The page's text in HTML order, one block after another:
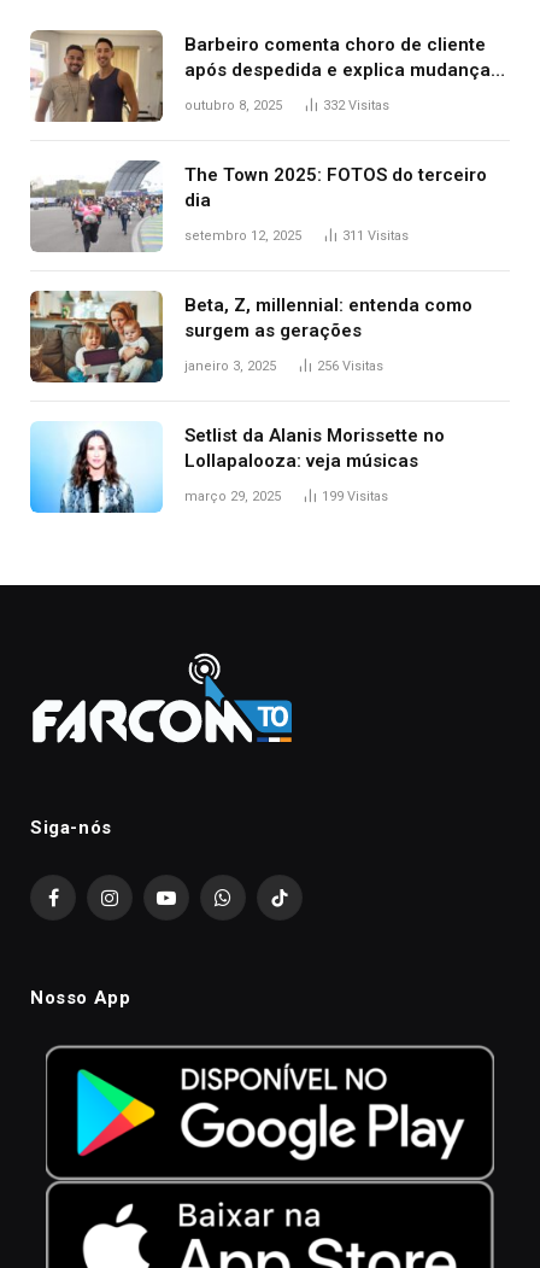
Barbeiro comenta choro de cliente
após despedida e explica mudança
para o TO: ‘Não esperava atingir
outubro 8, 2025 332Visitas
The Town 2025: FOTOS do terceiro
dia
setembro 12, 2025 311 Visitas
Beta, Z, millennial: entenda como
surgem as gerações
janeiro 3, 2025 256 Visitas
Setlist da Alanis Morissette no
Lollapalooza: veja músicas
março 29, 2025 199 Visitas
Siga-nós
FacebookInstagramYouTubeWhatsAppTikTok
Nosso App